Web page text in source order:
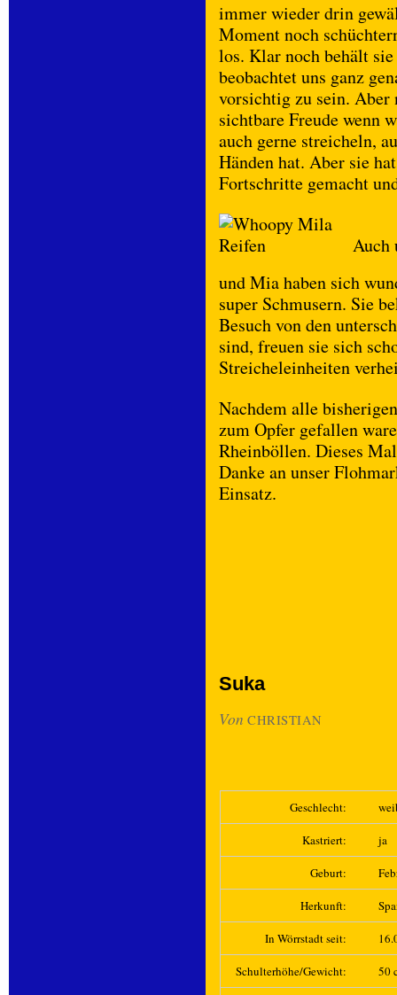
immer wieder drin
Moment noch
los. Klar noch behält
beobachtet uns ganz
vorsichtig zu sein. Aber
sichtbare Freude wenn
auch gerne streicheln,
Händen hat. Aber sie
Fortschritte gemacht
Auch
und Mia haben sich
super Schmusern. Sie
Besuch von den
sind, freuen sie sich
Streicheleinheiten
Nachdem alle
zum Opfer gefallen
Rheinböllen. Dieses
Danke an unser
Einsatz.
Suka
Von CHRISTIAN
Geschlecht:
Kastriert: ja
Geburt:
Herkunft:
In Wörrstadt seit:
Schulterhöhe/Gewicht: 50